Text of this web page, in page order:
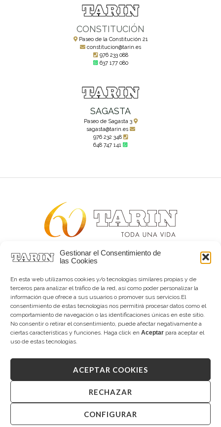
Gestionar el Consentimiento de
las Cookies
En esta web utilizamos cookies y/o tecnologías similares propias y de
terceros para analizar el tráfico de la red, así como poder personalizar la
información que ofrece a sus usuarios o promover sus servicios.El
consentimiento de estas tecnologías nos permitirá procesar datos como el
comportamiento de navegación o las identificaciones únicas en este sitio.
No consentir o retirar el consentimiento, puede afectar negativamente a
ciertas características y funciones. Haga click en Aceptar para aceptar el
uso de estas tecnologías.
ACEPTAR COOKIES
RECHAZAR
CONFIGURAR
CONSTITUCIÓN
Paseo de la Constitución 21
constitucion@tarin.es
976 233 088
637 177 080
SAGASTA
Paseo de Sagasta 3
sagasta@tarin.es
976 232 348
648 747 141
Alta joyería desde 1963
Tarín Magazine
Contacto
Copyright © 2026 Tarín Joyeros
Aviso legal|Política de uso|Política de privacidad
Canal interno de información
Desarrollado porMandalorian Solutions